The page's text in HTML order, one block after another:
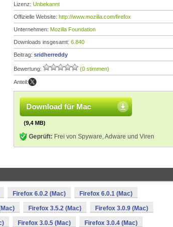
Lizenz: Unbekannt
Offizielle Website: http://www.mozilla.com/firefox
Unternehmen: Mozilla Foundation
Downloads insgesamt: 6.840
Beitrag: sridherreddy
Bewertung: (0 stimmen)
Anteil:
Download für Mac
(9,4 MB)
Geprüft: Frei von Spyware, Adware und Viren
Firefox 6.0.2 (Mac) Firefox 6.0.1 (Mac)
Firefox 3.5.2 (Mac) Firefox 3.0.9 (Mac)
Firefox 3.0.5 (Mac) Firefox 3.0.4 (Mac)